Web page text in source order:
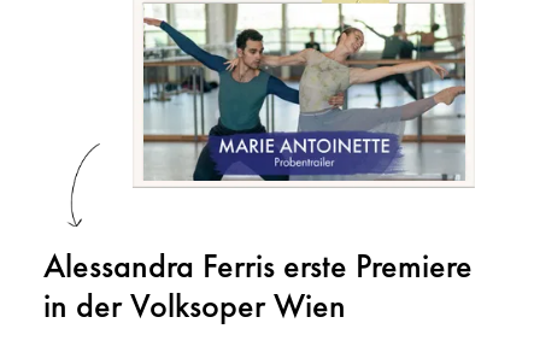
Alessandra Ferris erste Premiere
in der Volksoper Wien